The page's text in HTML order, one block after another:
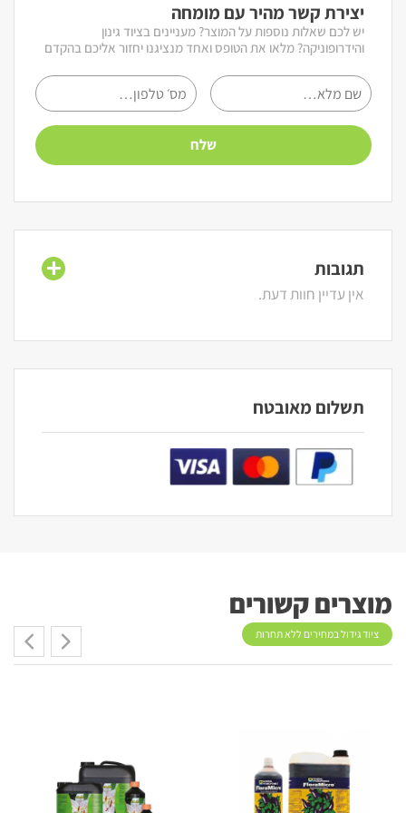
יצירת קשר מהיר עם מומחה
יש לכם שאלות נוספות על המוצר? מעניינים בציוד גינון
והידרופוניקה? מלאו את הטופס ואחד מנציגנו יחזור אליכם בהקדם
תגובות
אין עדיין חוות דעת.
תשלום מאובטח
מוצרים קשורים
ציוד גידול במחירים ללא תחרות